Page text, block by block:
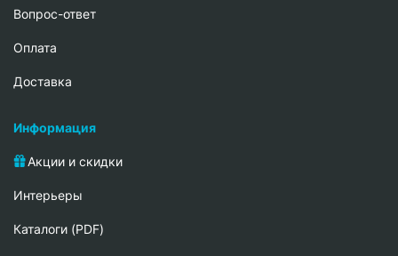
Вопрос-ответ
Oплата
Доставка
Информация
Акции и скидки
Интерьеры
Каталоги (PDF)